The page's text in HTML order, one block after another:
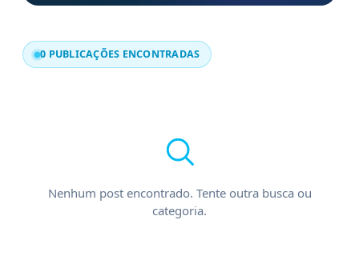
0 PUBLICAÇÕES ENCONTRADAS
Nenhum post encontrado. Tente outra busca ou
categoria.